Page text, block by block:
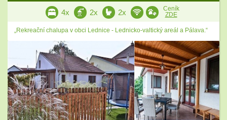
4x 2x 2x
Ceník
ZDE
„Rekreační chalupa v obci Lednice - Lednicko-valtický areál a Pálava.“